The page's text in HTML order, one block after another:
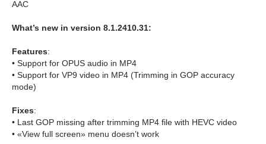
AAC
What’s new in version 8.1.2410.31:
Features:
• Support for OPUS audio in MP4
• Support for VP9 video in MP4 (Trimming in GOP accuracy
mode)
Fixes:
• Last GOP missing after trimming MP4 file with HEVC video
• «View full screen» menu doesn’t work